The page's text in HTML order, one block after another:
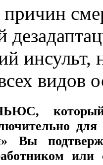
инсульт,
видов
,
для
Вы
или